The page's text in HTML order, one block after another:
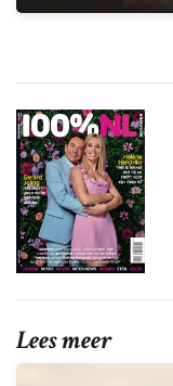
Lees meer